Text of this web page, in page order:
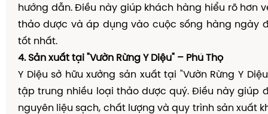
hướng dẫn. Điều này giúp khách hàng hiểu rõ hơn
thảo dược và áp dụng vào cuộc sống hàng ngày
tốt nhất.
4. Sản xuất tại "Vườn Rừng Y Diệu" – Phú Thọ
Y Diệu sở hữu xưởng sản xuất tại "Vườn Rừng Y
tập trung nhiều loại thảo dược quý. Điều này giúp
nguyên liệu sạch, chất lượng và quy trình sản xuất